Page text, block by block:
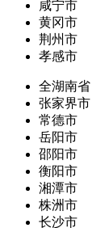
咸宁市
黄冈市
荆州市
孝感市
全湖南省
张家界市
常德市
岳阳市
邵阳市
衡阳市
湘潭市
株洲市
长沙市